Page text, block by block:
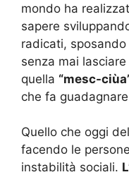
mondo ha
sapere
radicati, sposando
senza mai
quella “mesc-
che fa
Quello che oggi
facendo le
instabilità sociali.